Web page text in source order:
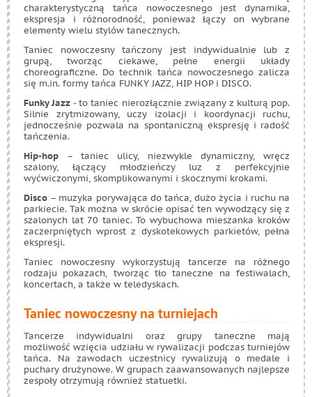
charakterystyczną tańca nowoczesnego jest dynamika,
ekspresja i różnorodność, ponieważ łączy on wybrane
elementy wielu stylów tanecznych.
Taniec nowoczesny tańczony jest indywidualnie lub z
grupą, tworząc ciekawe, pełne energii układy
choreograficzne. Do technik tańca nowoczesnego zalicza
się m.in. formy tańca FUNKY JAZZ, HIP HOP i DISCO.
Funky Jazz - to taniec nierozłącznie związany z kulturą pop.
Silnie zrytmizowany, uczy izolacji i koordynacji ruchu,
jednocześnie pozwala na spontaniczną ekspresję i radość
tańczenia.
Hip-hop – taniec ulicy, niezwykle dynamiczny, wręcz
szalony, łączący młodzieńczy luz z perfekcyjnie
wyćwiczonymi, skomplikowanymi i skocznymi krokami.
Disco – muzyka porywająca do tańca, dużo życia i ruchu na
parkiecie. Tak można w skrócie opisać ten wywodzący się z
szalonych lat 70 taniec. To wybuchowa mieszanka kroków
zaczerpniętych wprost z dyskotekowych parkietów, pełna
ekspresji.
Taniec nowoczesny wykorzystują tancerze na różnego
rodzaju pokazach, tworząc tło taneczne na festiwalach,
koncertach, a także w teledyskach.
Taniec nowoczesny na turniejach
Tancerze indywidualni oraz grupy taneczne mają
możliwość wzięcia udziału w rywalizacji podczas turniejów
tańca. Na zawodach uczestnicy rywalizują o medale i
puchary drużynowe. W grupach zaawansowanych najlepsze
zespoły otrzymują również statuetki.